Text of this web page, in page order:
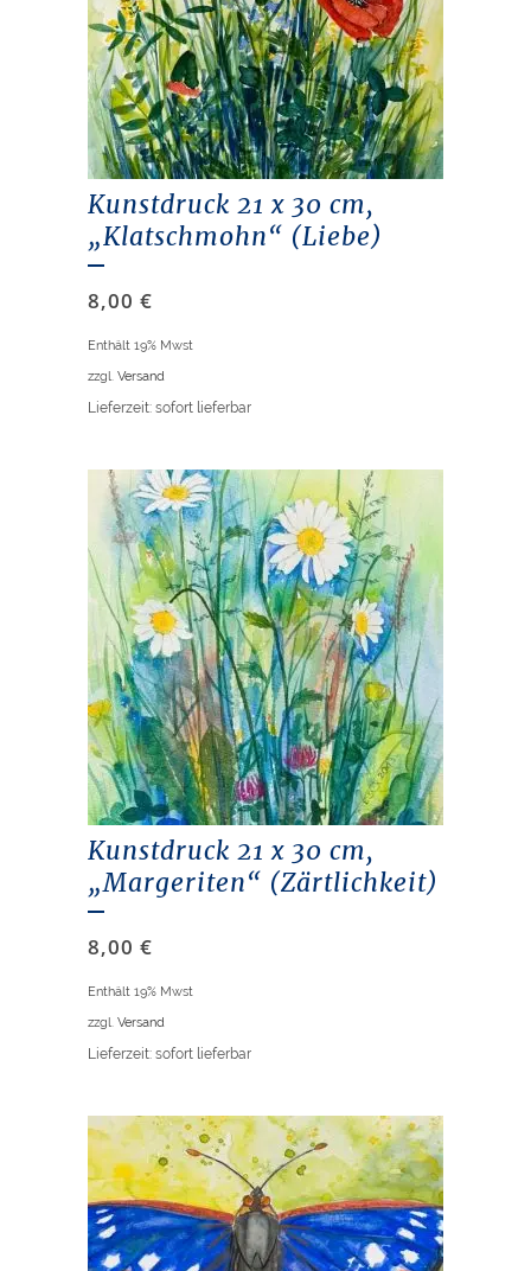
Kunstdruck 21 x 30 cm,
„Klatschmohn“ (Liebe)
8,00 €
Enthält 19% Mwst
zzgl. Versand
Lieferzeit: sofort lieferbar
Kunstdruck 21 x 30 cm,
„Margeriten“ (Zärtlichkeit)
8,00 €
Enthält 19% Mwst
zzgl. Versand
Lieferzeit: sofort lieferbar